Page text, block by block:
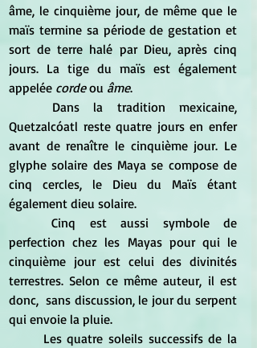
âme, le cinquième jour, de même que le
maïs termine sa période de gestation et
sort de terre halé par Dieu, après cinq
jours. La tige du maïs est également
appelée corde ou âme.
Quetzalcóatl reste quatre jours en enfer
avant de renaître le cinquième jour. Le
glyphe solaire des Maya se compose de
cinq cercles, le Dieu du Maïs étant
également dieu solaire.
	Cinq est aussi symbole de
perfection chez les Mayas pour qui le
cinquième jour est celui des divinités
terrestres. Selon ce même auteur, il est
donc,  sans discussion, le jour du serpent
qui envoie la pluie.